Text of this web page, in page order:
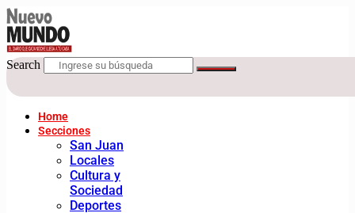
Search
Home
Secciones
San Juan
Locales
Cultura y
Sociedad
Deportes